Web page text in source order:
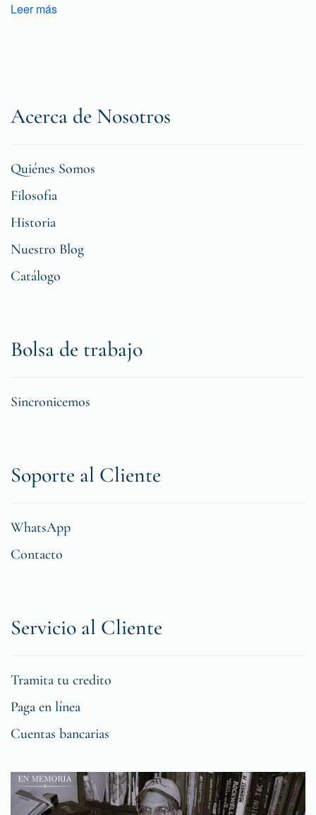
Leer más
Acerca de Nosotros
Quiénes Somos
Filosofia
Historia
Nuestro Blog
Catálogo
Bolsa de trabajo
Sincronicemos
Soporte al Cliente
WhatsApp
Contacto
Servicio al Cliente
Tramita tu credito
Paga en línea
Cuentas bancarias